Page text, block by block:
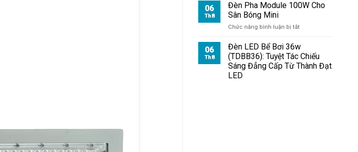
06
Th8
Đèn Pha Module 100W Cho
Sân Bóng Mini
Chức năng bình luận bị tắt
Pha
Module
100W
Cho
06
Th8
Đèn LED Bể Bơi 36w
(TDBB36): Tuyệt Tác Chiếu
Sáng Đẳng Cấp Từ Thành Đạt
LED